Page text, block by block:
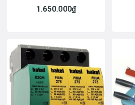
1.650.000₫